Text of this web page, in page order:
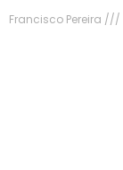
Francisco Pereira